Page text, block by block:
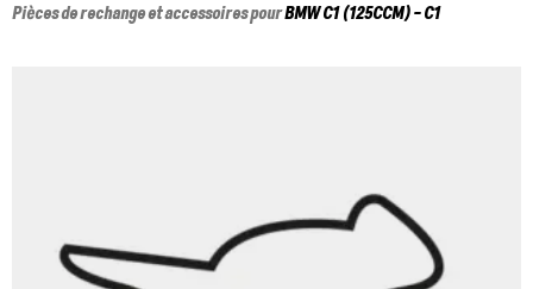
Pièces de rechange et accessoires pourBMWC1 (125CCM) - C1